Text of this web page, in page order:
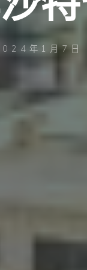
年1月7日